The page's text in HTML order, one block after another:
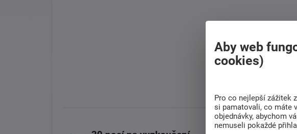
Doprava
Aby web
cookies)
Pro co nejlepší zážitek
si pamatovali, co máte
objednávky, abychom
nemuseli pokaždé